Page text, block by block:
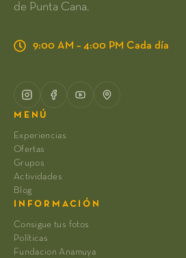
de Punta Cana.
9:00 AM – 4:00 PM Cada día
MENÚ
Experiencias
Ofertas
Grupos
Actividades
Blog
INFORMACIÓN
Consigue tus fotos
Políticas
Fundacion Anamuya